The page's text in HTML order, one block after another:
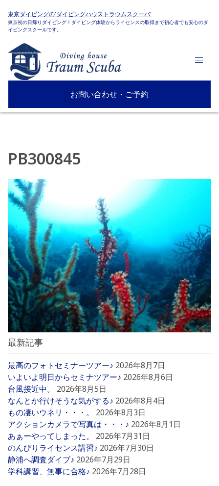
東京ダイビングの'ダイビングハウストラウムスクーバ'
東京初の日帰りダイビング！ダイビング体験からライセンスの取得まで初心者でも安心のダ
イビングスクールです。
お問い合わせ・ご予約
PB300845
最新記事
最高のフォトセミナーツアー♪ 2026年8月7日
いよいよ明日からセミナツアー♪ 2026年8月6日
台風接近中。
2026年8月5日
なんとか行けそうな気がする♪ 2026年8月4日
もの凄いウネリ・・・。
2026年8月3日
アクションカメラで写真は・・・♪ 2026年8月1日
あぁーやってしまった。
2026年7月31日
のんびりライセンス講習♪ 2026年7月30日
静浦へ調査ダイブ♪ 2026年7月29日
学科講習、無事に合格♪ 2026年7月28日